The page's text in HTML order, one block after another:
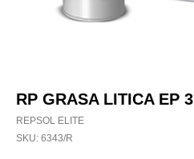
RP GRASA LITICA EP 3
REPSOL ELITE
SKU: 6343/R